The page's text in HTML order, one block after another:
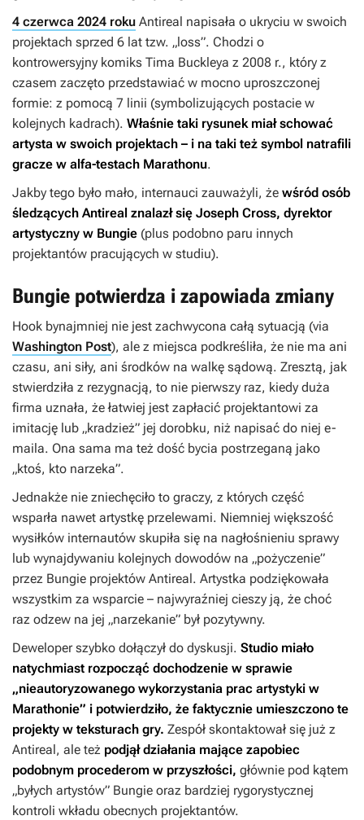
4 czerwca 2024 roku Antireal napisała o ukryciu w swoich
projektach sprzed 6 lat tzw. „loss”. Chodzi o
kontrowersyjny komiks Tima Buckleya z 2008 r., który z
czasem zaczęto przedstawiać w mocno uproszczonej
formie: z pomocą 7 linii (symbolizujących postacie w
kolejnych kadrach). Właśnie taki rysunek miał schować
artysta w swoich projektach – i na taki też symbol natrafili
gracze w alfa-testach Marathonu.
Jakby tego było mało, internauci zauważyli, że wśród osób
śledzących Antireal znalazł się Joseph Cross, dyrektor
artystyczny w Bungie (plus podobno paru innych
projektantów pracujących w studiu).
Bungie potwierdza i zapowiada zmiany
Hook bynajmniej nie jest zachwycona całą sytuacją (via
Washington Post), ale z miejsca podkreśliła, że nie ma ani
czasu, ani siły, ani środków na walkę sądową. Zresztą, jak
stwierdziła z rezygnacją, to nie pierwszy raz, kiedy duża
firma uznała, że łatwiej jest zapłacić projektantowi za
imitację lub „kradzież” jej dorobku, niż napisać do niej e-
maila. Ona sama ma też dość bycia postrzeganą jako
„ktoś, kto narzeka”.
Jednakże nie zniechęciło to graczy, z których część
wsparła nawet artystkę przelewami. Niemniej większość
wysiłków internautów skupiła się na nagłośnieniu sprawy
lub wynajdywaniu kolejnych dowodów na „pożyczenie”
przez Bungie projektów Antireal. Artystka podziękowała
wszystkim za wsparcie – najwyraźniej cieszy ją, że choć
raz odzew na jej „narzekanie” był pozytywny.
Deweloper szybko dołączył do dyskusji. Studio miało
natychmiast rozpocząć dochodzenie w sprawie
„nieautoryzowanego wykorzystania prac artystyki w
Marathonie” i potwierdziło, że faktycznie umieszczono te
projekty w teksturach gry. Zespół skontaktował się już z
Antireal, ale też podjął działania mające zapobiec
podobnym procederom w przyszłości, głównie pod kątem
„byłych artystów” Bungie oraz bardziej rygorystycznej
kontroli wkładu obecnych projektantów.